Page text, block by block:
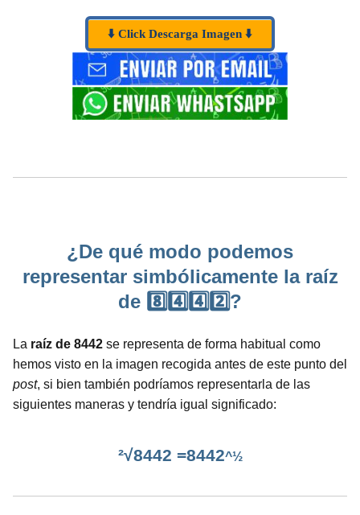
⬇️ Click Descarga Imagen ⬇️
¿De qué modo podemos
representar simbólicamente la raíz
de 8️⃣4️⃣4️⃣2️⃣?
La raíz de 8442 se representa de forma habitual como
hemos visto en la imagen recogida antes de este punto del
post, si bien también podríamos representarla de las
siguientes maneras y tendría igual significado:
²√8442 =8442^½